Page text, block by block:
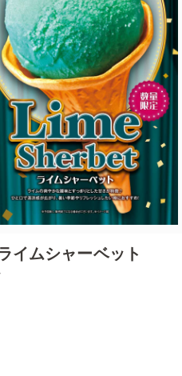
イムシャーベット